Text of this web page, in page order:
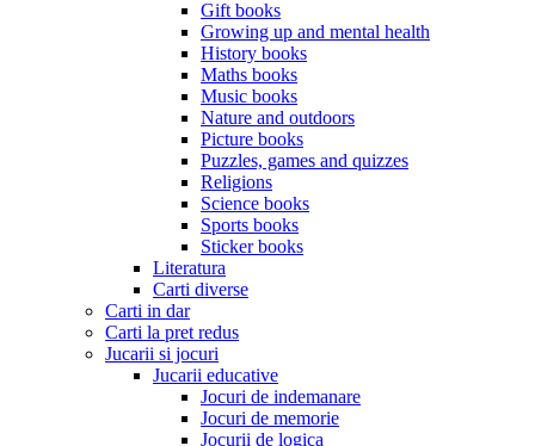
Gift books
Growing up and mental health
History books
Maths books
Music books
Nature and outdoors
Picture books
Puzzles, games and quizzes
Religions
Science books
Sports books
Sticker books
Literatura
Carti diverse
Carti in dar
Carti la pret redus
Jucarii si jocuri
Jucarii educative
Jocuri de indemanare
Jocuri de memorie
Jocurii de logica